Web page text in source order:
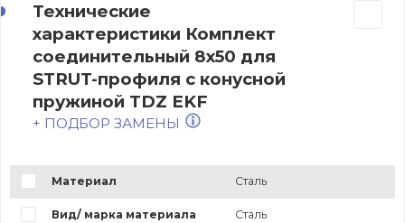
Технические
характеристики Комплект
соединительный 8х50 для
STRUT-профиля с конусной
пружиной TDZ EKF
+ ПОДБОР ЗАМЕНЫ
Материал Сталь
Вид/ марка материала Сталь